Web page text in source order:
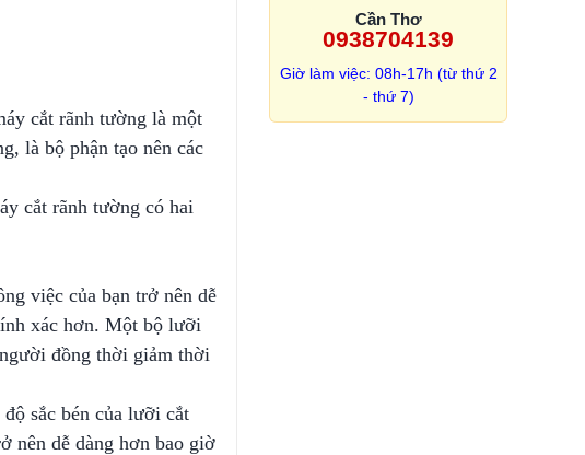
Cần Thơ
0938704139
Giờ làm việc: 08h-17h (từ thứ 2
- thứ 7)
cắt rãnh tường là một
là bộ phận tạo nên các
cắt rãnh tường có hai
việc của bạn trở nên dễ
xác hơn. Một bộ lưỡi
đồng thời giảm thời
sắc bén của lưỡi cắt
nên dễ dàng hơn bao giờ